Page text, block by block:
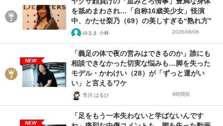
を舐めまわされ…「自称16歳美少女」怪演
中、かたせ梨乃（69）の美しすぎる“熟れ方”
ゆるま 小林 2026/08/06
NEW
「義足の体で夜の営みはできるのか」誰にも
相談できなかった切実な悩みも…脚を失った
モデル・かわけい（28）が「ずっと運がい
い」と言えるワケ
市川 はるひ 9時間前
NEW
「足をもう一本失わないと学ばないんです